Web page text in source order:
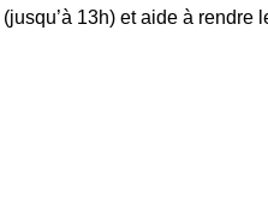
13h) et aide à